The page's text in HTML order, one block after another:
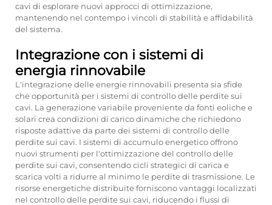
cavi di esplorare nuovi approcci di ottimizzazione,
mantenendo nel contempo i vincoli di stabilità e affidabilità
del sistema.
Integrazione con i sistemi di
energia rinnovabile
L'integrazione delle energie rinnovabili presenta sia sfide
che opportunità per i sistemi di controllo delle perdite sui
cavi. La generazione variabile proveniente da fonti eoliche e
solari crea condizioni di carico dinamiche che richiedono
risposte adattive da parte dei sistemi di controllo delle
perdite sui cavi. I sistemi di accumulo energetico offrono
nuovi strumenti per l'ottimizzazione del controllo delle
perdite sui cavi, consentendo cicli strategici di carica e
scarica volti a ridurre al minimo le perdite di trasmissione. Le
risorse energetiche distribuite forniscono vantaggi localizzati
nel controllo delle perdite sui cavi, riducendo i flussi di